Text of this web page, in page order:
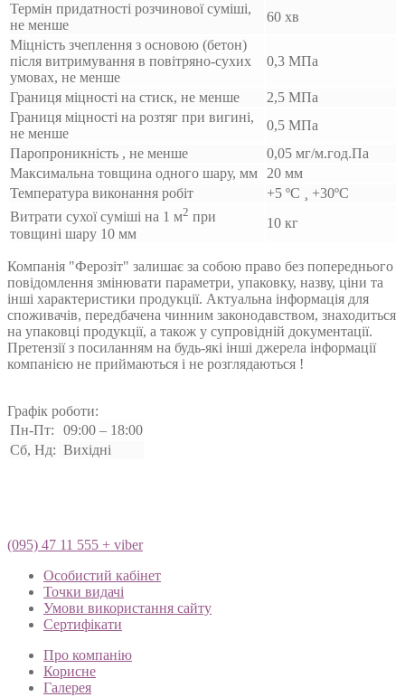
Термін придатності розчинової суміші,
не менше
60 хв
Міцність зчеплення з основою (бетон)
після витримування в повітряно-сухих
умовах, не менше
0,3 МПа
Границя міцності на стиск, не менше
2,5 МПа
Границя міцності на розтяг при вигині,
не менше
0,5 МПа
Паропроникність , не менше
0,05 мг/м.год.Па
Максимальна товщина одного шару, мм 20 мм
Температура виконання робіт
+5 ºС ¸ +30ºС
Витрати сухої суміші на 1 м2 при
товщині шару 10 мм
10 кг
Компанія "Ферозіт" залишає за собою право без попереднього
повідомлення змінювати параметри, упаковку, назву, ціни та
інші характеристики продукції. Актуальна інформація для
споживачів, передбачена чинним законодавством, знаходиться
на упаковці продукції, а також у супровідній документації.
Претензії з посиланням на будь-які інші джерела інформації
компанією не приймаються і не розглядаються !
Графік роботи:
Пн-Пт:
09:00 – 18:00
Сб, Нд: Вихідні
(095) 47 11 555 + viber
Особистий кабінет
Точки видачі
Умови використання сайту
Сертифікати
Про компанію
Корисне
Галерея